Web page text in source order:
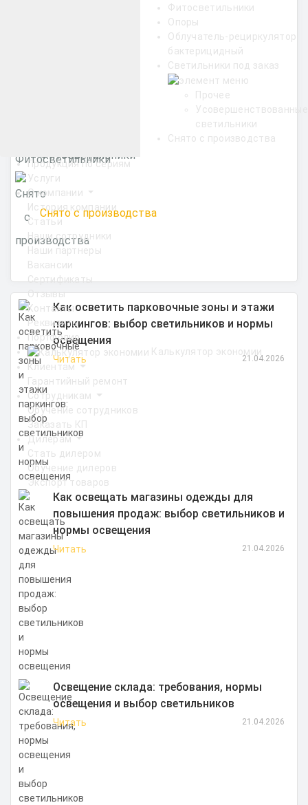
Фитосветильники
Опоры
Облучатель-рециркулятор
бактерицидный
Светильники под заказ
Прочее
Усовершенствованные
светильники
Снято с производства
Продукция по сериям
Услуги
О компании
История компании
Статьи
Наши сотрудники
Наши партнеры
Вакансии
Сертификаты
Отзывы
Контакты
Реквизиты
Портфолио
Калькулятор экономии
Клиентам
Гарантийный ремонт
Сотрудникам
Обучение сотрудников
Заказать КП
Дилерам
Стать дилером
Обучение дилеров
Экспорт товаров
Фитосветильники
Снято с производства
Как осветить парковочные зоны и этажи
паркингов: выбор светильников и нормы
освещения
Читать 21.04.2026
Как освещать магазины одежды для
повышения продаж: выбор светильников и
нормы освещения
Читать 21.04.2026
Освещение склада: требования, нормы
освещения и выбор светильников
Читать 21.04.2026